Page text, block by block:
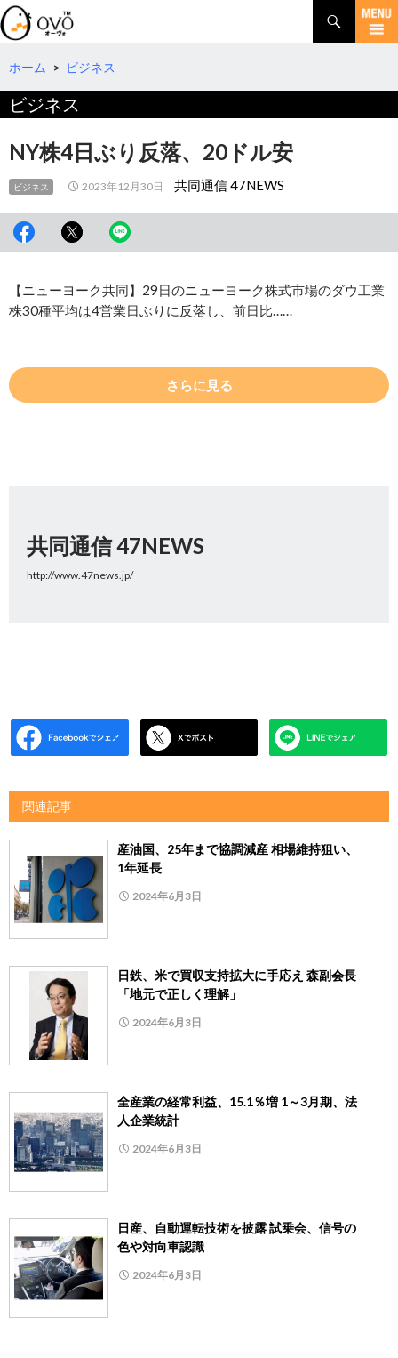
検
索
コ
テ
へ
移
動
ホーム > ビジネス
ビジネス
NY株4日ぶり反落、20ドル安
ビジネス 2023年12月30日 共同通信 47NEWS
【ニューヨーク共同】29日のニューヨーク株式市場のダウ工業
株30種平均は4営業日ぶりに反落し、前日比……
さらに見る
共同通信 47NEWS
http://www.47news.jp/
関連記事
産油国、25年まで協調減産 相場維持狙い、
1年延長
2024年6月3日
日鉄、米で買収支持拡大に手応え 森副会長
「地元で正しく理解」
2024年6月3日
全産業の経常利益、15.1％増 1～3月期、法
人企業統計
2024年6月3日
日産、自動運転技術を披露 試乗会、信号の
色や対向車認識
2024年6月3日